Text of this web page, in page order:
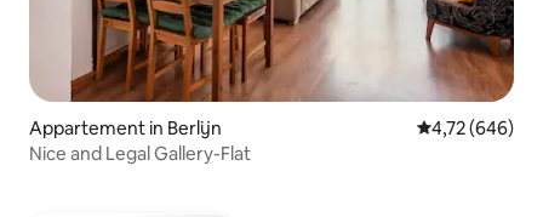
Appartement in Berlijn Gemiddelde
4,72 (646)
Nice and Legal Gallery-Flat